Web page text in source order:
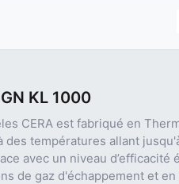
KL 1000
CERA est fabriqué en
températures allant
avec un niveau d’efficacité
de gaz d'échappement et en